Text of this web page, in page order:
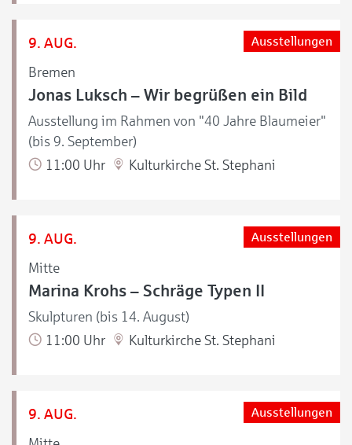
9. AUG.
Bremen
Ausstellungen
Jonas Luksch – Wir begrüßen ein Bild
Ausstellung im Rahmen von "40 Jahre Blaumeier"
(bis 9. September)
11:00 Uhr
Kulturkirche St. Stephani
9. AUG.
Mitte
Ausstellungen
Marina Krohs – Schräge Typen II
Skulpturen (bis 14. August)
11:00 Uhr
Kulturkirche St. Stephani
9. AUG. Ausstellungen